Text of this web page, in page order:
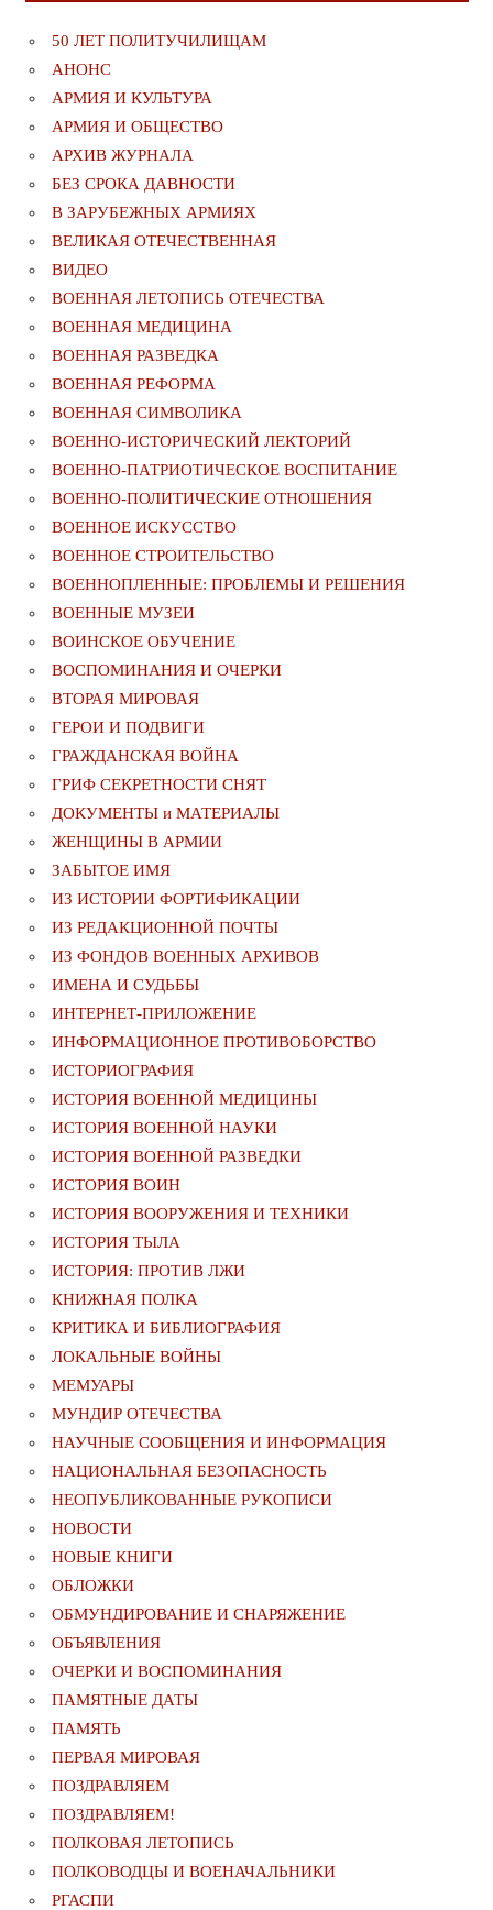
50 ЛЕТ ПОЛИТУЧИЛИЩАМ
АНОНС
АРМИЯ И КУЛЬТУРА
АРМИЯ И ОБЩЕСТВО
АРХИВ ЖУРНАЛА
БЕЗ СРОКА ДАВНОСТИ
В ЗАРУБЕЖНЫХ АРМИЯХ
ВЕЛИКАЯ ОТЕЧЕСТВЕННАЯ
ВИДЕО
ВОЕННАЯ ЛЕТОПИСЬ ОТЕЧЕСТВА
ВОЕННАЯ МЕДИЦИНА
ВОЕННАЯ РАЗВЕДКА
ВОЕННАЯ РЕФОРМА
ВОЕННАЯ СИМВОЛИКА
ВОЕННО-ИСТОРИЧЕСКИЙ ЛЕКТОРИЙ
ВОЕННО-ПАТРИОТИЧЕСКОЕ ВОСПИТАНИЕ
ВОЕННО-ПОЛИТИЧЕСКИE ОТНОШЕНИЯ
ВОЕННОЕ ИСКУССТВО
ВОЕННОЕ СТРОИТЕЛЬСТВО
ВОЕННОПЛЕННЫЕ: ПРОБЛЕМЫ И РЕШЕНИЯ
ВОЕННЫЕ МУЗЕИ
ВОИНСКОЕ ОБУЧЕНИЕ
ВОСПОМИНАНИЯ И ОЧЕРКИ
ВТОРАЯ МИРОВАЯ
ГЕРОИ И ПОДВИГИ
ГРАЖДАНСКАЯ ВОЙНА
ГРИФ СЕКРЕТНОСТИ СНЯТ
ДОКУМЕНТЫ и МАТЕРИАЛЫ
ЖЕНЩИНЫ В АРМИИ
ЗАБЫТОЕ ИМЯ
ИЗ ИСТОРИИ ФОРТИФИКАЦИИ
ИЗ РЕДАКЦИОННОЙ ПОЧТЫ
ИЗ ФОНДОВ ВОЕННЫХ АРХИВОВ
ИМЕНА И СУДЬБЫ
ИНТЕРНЕТ-ПРИЛОЖЕНИЕ
ИНФОРМАЦИОННОЕ ПРОТИВОБОРСТВО
ИСТОРИОГРАФИЯ
ИСТОРИЯ ВОЕННОЙ МЕДИЦИНЫ
ИСТОРИЯ ВОЕННОЙ НАУКИ
ИСТОРИЯ ВОЕННОЙ РАЗВЕДКИ
ИСТОРИЯ ВОИН
ИСТОРИЯ ВООРУЖЕНИЯ И ТЕХНИКИ
ИСТОРИЯ ТЫЛА
ИСТОРИЯ: ПРОТИВ ЛЖИ
КНИЖНАЯ ПОЛКА
КРИТИКА И БИБЛИОГРАФИЯ
ЛОКАЛЬНЫЕ ВОЙНЫ
МЕМУАРЫ
МУНДИР ОТЕЧЕСТВА
НАУЧНЫЕ СООБЩЕНИЯ И ИНФОРМАЦИЯ
НАЦИОНАЛЬНАЯ БЕЗОПАСНОСТЬ
НЕОПУБЛИКОВАННЫЕ РУКОПИСИ
НОВОСТИ
НОВЫЕ КНИГИ
ОБЛОЖКИ
ОБМУНДИРОВАНИЕ И СНАРЯЖЕНИЕ
ОБЪЯВЛЕНИЯ
ОЧЕРКИ И ВОСПОМИНАНИЯ
ПАМЯТНЫЕ ДАТЫ
ПАМЯТЬ
ПЕРВАЯ МИРОВАЯ
ПОЗДРАВЛЯЕМ
ПОЗДРАВЛЯЕМ!
ПОЛКОВАЯ ЛЕТОПИСЬ
ПОЛКОВОДЦЫ И ВОЕНАЧАЛЬНИКИ
РГАСПИ